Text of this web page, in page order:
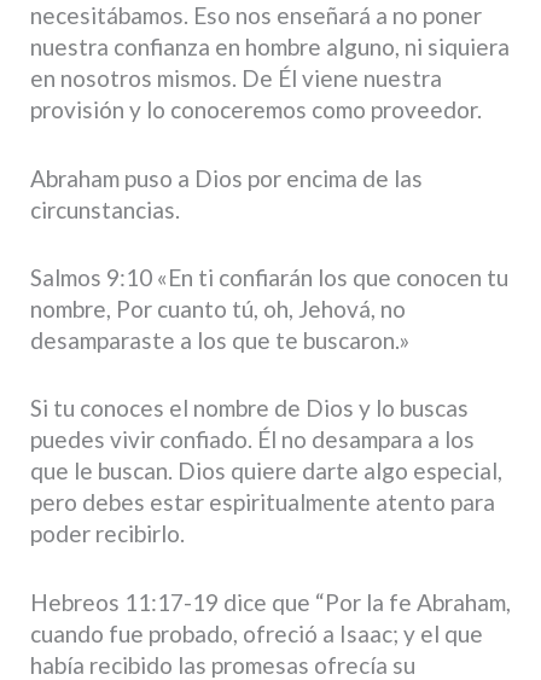
necesitábamos. Eso nos enseñará a no poner
nuestra confianza en hombre alguno, ni siquiera
en nosotros mismos. De Él viene nuestra
provisión y lo conoceremos como proveedor.
Abraham puso a Dios por encima de las
circunstancias.
Salmos 9:10 «En ti confiarán los que conocen tu
nombre, Por cuanto tú, oh, Jehová, no
desamparaste a los que te buscaron.»
Si tu conoces el nombre de Dios y lo buscas
puedes vivir confiado. Él no desampara a los
que le buscan. Dios quiere darte algo especial,
pero debes estar espiritualmente atento para
poder recibirlo.
Hebreos 11:17-19 dice que “Por la fe Abraham,
cuando fue probado, ofreció a Isaac; y el que
había recibido las promesas ofrecía su